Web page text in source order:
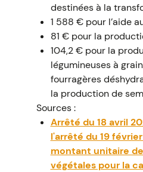
destinées à la
1 588 € pour l’aide
81 € pour la
104,2 € pour la
légumineuses à
fourragères
la production de
Sources :
Arrêté du 18 avril
l'arrêté du 19
montant unitaire
végétales pour la